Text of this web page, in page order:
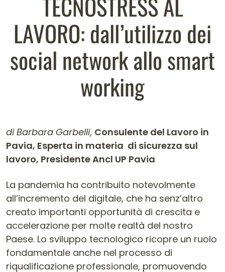
LAVORO: dall’utilizzo dei
social network allo smart
working
di Barbara Garbelli, Consulente del Lavoro in
Pavia, Esperta in materia di sicurezza sul
lavoro, Presidente Ancl UP Pavia
Contenuto dell'articolo
La pandemia ha contribuito notevolmente
all’incremento del digitale, che ha senz’altro
creato importanti opportunità di crescita e
accelerazione per molte realtà del nostro
Paese. Lo sviluppo tecnologico ricopre un ruolo
fondamentale anche nel processo di
riqualificazione professionale, promuovendo